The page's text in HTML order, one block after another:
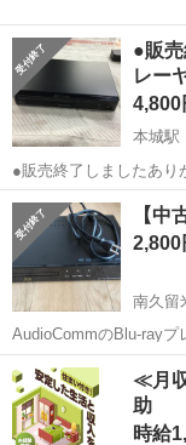
●販売終了
レー
4,800
本城駅
●販売終了しましたありがとうござい
DVDプレーヤー 2020年製
福岡 北九州市
ブルーレイ
【中
2,800
南久留
AudioCommのBlu-rayプ
よろしくお願い致しま
福岡 久留米市
≪月
助
時給